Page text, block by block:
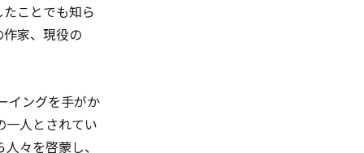
ことでも知ら
家、現役の
イングを手がか
一人とされてい
々を啓蒙し、